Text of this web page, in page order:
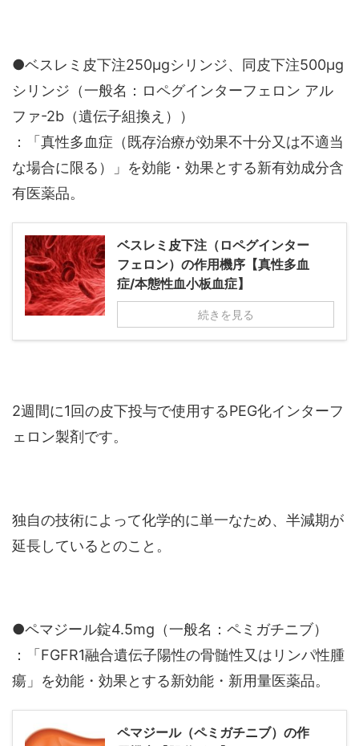
●ベスレミ皮下注250μgシリンジ、同皮下注500μg
シリンジ（一般名：ロペグインターフェロン アル
ファ-2b（遺伝子組換え））
：「真性多血症（既存治療が効果不十分又は不適当
な場合に限る）」を効能・効果とする新有効成分含
有医薬品。
ベスレミ皮下注（ロペグインター
フェロン）の作用機序【真性多血
症/本態性血小板血症】
続きを見る
2週間に1回の皮下投与で使用するPEG化インターフ
ェロン製剤です。
独自の技術によって化学的に単一なため、半減期が
延長しているとのこと。
●ペマジール錠4.5mg（一般名：ペミガチニブ）
：「FGFR1融合遺伝子陽性の骨髄性又はリンパ性腫
瘍」を効能・効果とする新効能・新用量医薬品。
ペマジール（ペミガチニブ）の作